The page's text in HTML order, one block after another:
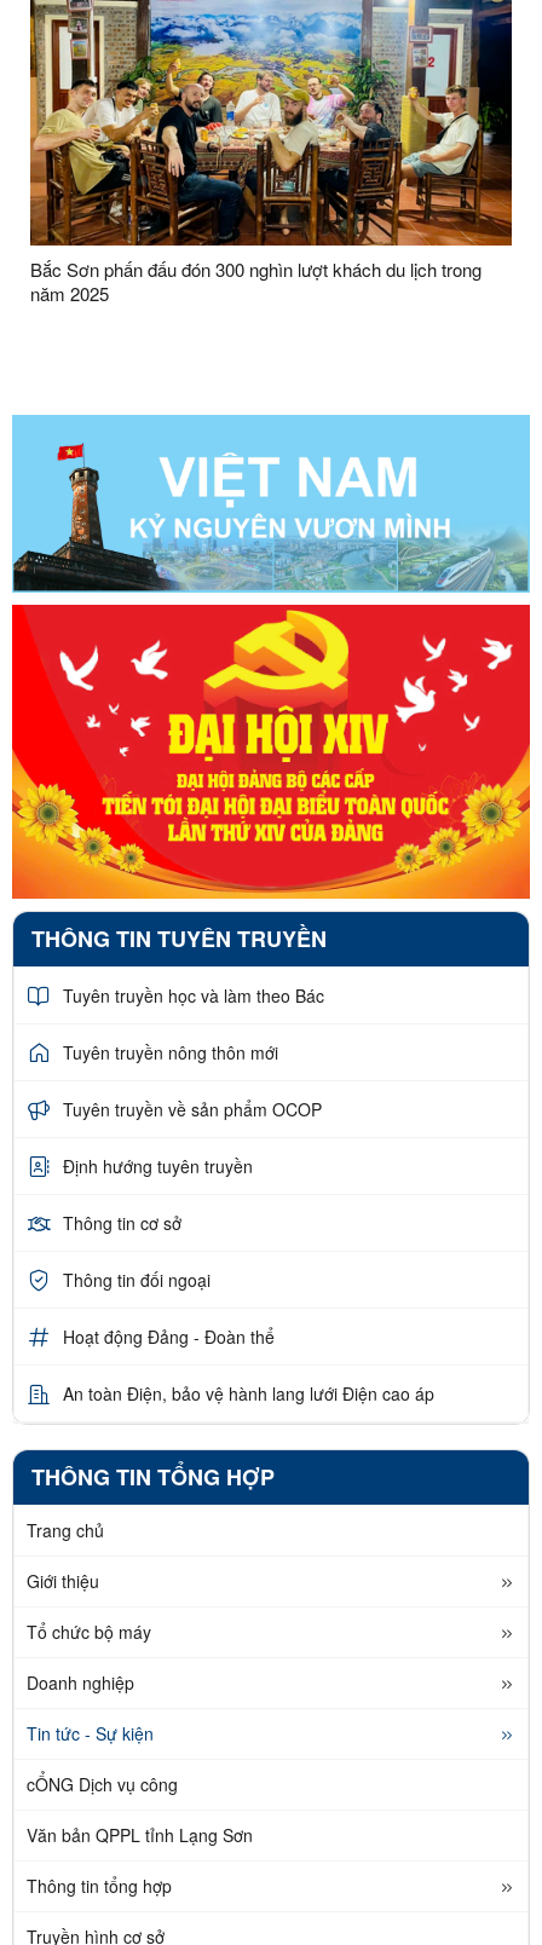
Bắc Sơn phấn đấu đón 300 nghìn lượt khách du lịch trong
năm 2025
THÔNG TIN TUYÊN TRUYỀN
Tuyên truyền học và làm theo Bác
Tuyên truyền nông thôn mới
Tuyên truyền về sản phẩm OCOP
Định hướng tuyên truyền
Thông tin cơ sở
Thông tin đối ngoại
Hoạt động Đảng - Đoàn thể
An toàn Điện, bảo vệ hành lang lưới Điện cao áp
THÔNG TIN TỔNG HỢP
Trang chủ
Giới thiệu
Tổ chức bộ máy
Doanh nghiệp
Tin tức - Sự kiện
cỔNG Dịch vụ công
Văn bản QPPL tỉnh Lạng Sơn
Thông tin tổng hợp
Truyền hình cơ sở